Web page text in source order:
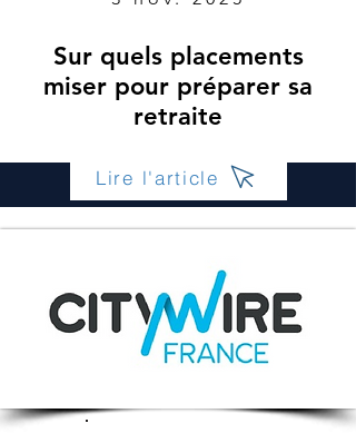
Sur quels placements
miser pour préparer sa
retraite
Lire l'article